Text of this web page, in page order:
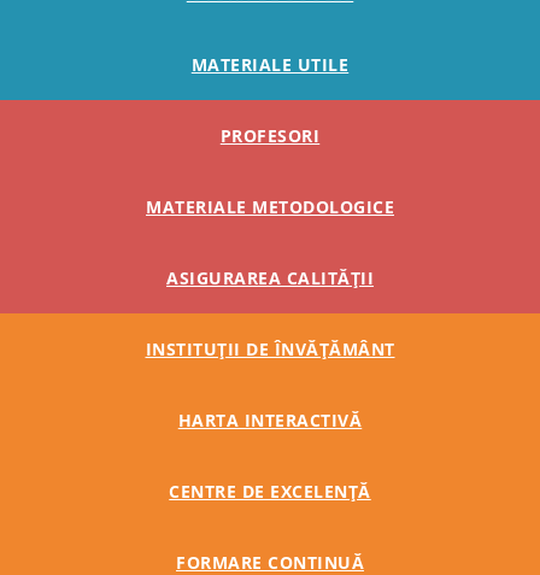
MATERIALE UTILE
PROFESORI
MATERIALE METODOLOGICE
ASIGURAREA CALITĂȚII
INSTITUȚII DE ÎNVĂȚĂMÂNT
HARTA INTERACTIVĂ
CENTRE DE EXCELENȚĂ
FORMARE CONTINUĂ